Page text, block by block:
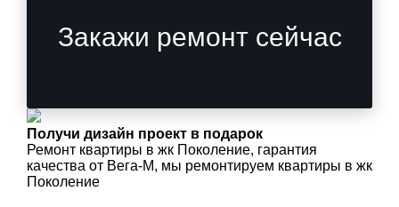
Закажи ремонт сейчас
Получи дизайн проект в подарок
Ремонт квартиры в жк Поколение, гарантия
качества от Вега-М, мы ремонтируем квартиры в жк
Поколение